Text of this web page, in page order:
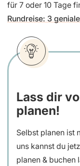
für 7 oder 10 Tage
Rundreise: 3
Lass dir
planen!
Selbst planen ist
uns kannst du
planen & buchen